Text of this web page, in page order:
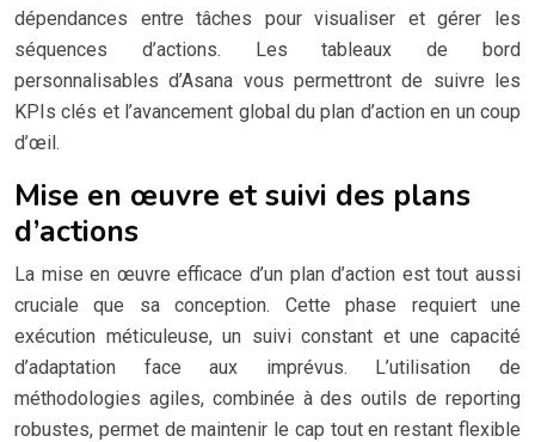
dépendances entre tâches pour visualiser et gérer les
séquences d’actions. Les tableaux de bord
personnalisables d’Asana vous permettront de suivre les
KPIs clés et l’avancement global du plan d’action en un coup
d’œil.
Mise en œuvre et suivi des plans
d’actions
La mise en œuvre efficace d’un plan d’action est tout aussi
cruciale que sa conception. Cette phase requiert une
exécution méticuleuse, un suivi constant et une capacité
d’adaptation face aux imprévus. L’utilisation de
méthodologies agiles, combinée à des outils de reporting
robustes, permet de maintenir le cap tout en restant flexible